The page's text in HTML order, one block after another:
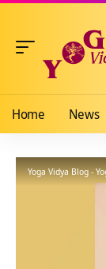
Home News
Yoga Vidya Blog -